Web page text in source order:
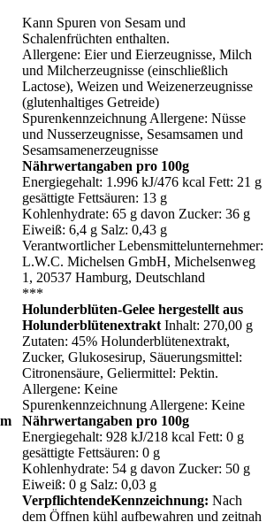
Kann Spuren von Sesam und
Schalenfrüchten enthalten.
Allergene: Eier und Eierzeugnisse, Milch
und Milcherzeugnisse (einschließlich
Lactose), Weizen und Weizenerzeugnisse
(glutenhaltiges Getreide)
Spurenkennzeichnung Allergene: Nüsse
und Nusserzeugnisse, Sesamsamen und
Sesamsamenerzeugnisse
Nährwertangaben pro 100g
Energiegehalt: 1.996 kJ/476 kcal Fett: 21 g
gesättigte Fettsäuren: 13 g
Kohlenhydrate: 65 g davon Zucker: 36 g
Eiweiß: 6,4 g Salz: 0,43 g
Verantwortlicher Lebensmittelunternehmer:
L.W.C. Michelsen GmbH, Michelsenweg
1, 20537 Hamburg, Deutschland
***
Holunderblüten-Gelee hergestellt aus
Holunderblütenextrakt Inhalt: 270,00 g
Zutaten: 45% Holunderblütenextrakt,
Zucker, Glukosesirup, Säuerungsmittel:
Citronensäure, Geliermittel: Pektin.
Allergene: Keine
Spurenkennzeichnung Allergene: Keine
Nährwertangaben pro 100g
Energiegehalt: 928 kJ/218 kcal Fett: 0 g
gesättigte Fettsäuren: 0 g
Kohlenhydrate: 54 g davon Zucker: 50 g
Eiweiß: 0 g Salz: 0,03 g
VerpflichtendeKennzeichnung: Nach
dem Öffnen kühl aufbewahren und zeitnah